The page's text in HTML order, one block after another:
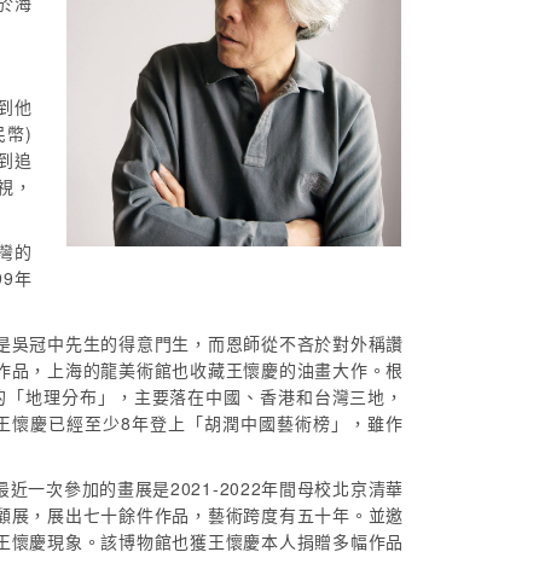
他
幣)
追
，
的
年
冠中先生的得意門生，而恩師從不吝於對外稱讚
，上海的龍美術館也收藏王懷慶的油畫大作。根
地理分布」，主要落在中國、香港和台灣三地，
慶已經至少8年登上「胡潤中國藝術榜」，雖作
一次參加的畫展是2021-2022年間母校北京清華
，展出七十餘件作品，藝術跨度有五十年。並邀
慶現象。該博物館也獲王懷慶本人捐贈多幅作品